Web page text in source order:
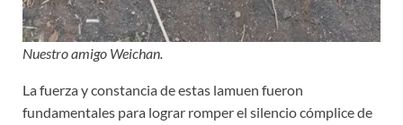
Nuestro amigo Weichan.
La fuerza y constancia de estas lamuen fueron
fundamentales para lograr romper el silencio cómplice de